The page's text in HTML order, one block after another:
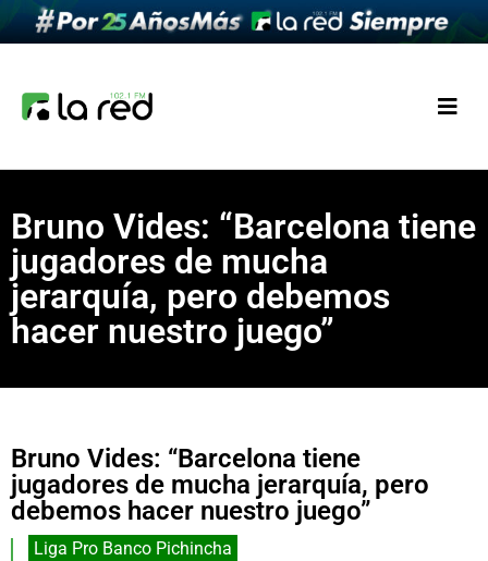
Bruno Vides: “Barcelona tiene
jugadores de mucha
jerarquía, pero debemos
hacer nuestro juego”
Bruno Vides: “Barcelona tiene
jugadores de mucha jerarquía, pero
debemos hacer nuestro juego”
Liga Pro Banco Pichincha